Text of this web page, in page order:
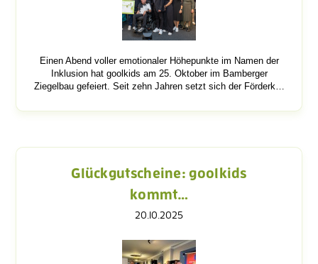
Einen Abend voller emotionaler Höhepunkte im Namen der
Inklusion hat goolkids am 25. Oktober im Bamberger
Ziegelbau gefeiert. Seit zehn Jahren setzt sich der Förderk…
Glückgutscheine: goolkids
kommt…
20.10.2025